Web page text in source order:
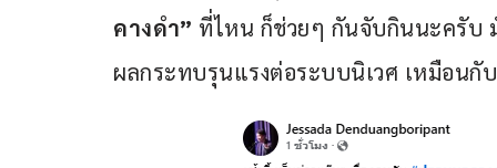
คางดำ” ที่ไหน ก็ช่วยๆ กันจับกินนะครับ
ผลกระทบรุนแรงต่อระบบนิเวศ เหมือน